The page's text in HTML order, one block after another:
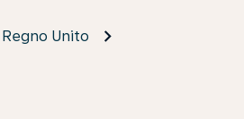
Regno Unito